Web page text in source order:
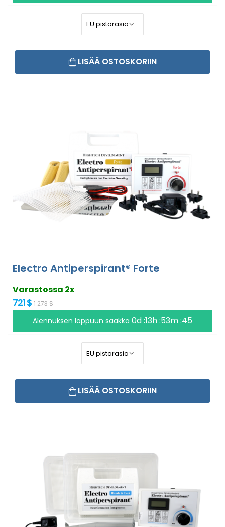
LISÄÄ OSTOSKORIIN
Electro Antiperspirant® Forte
Varastossa 2x
721 $ 1 273 $
Alennuksen loppuun saakka 0d :13h :53m :45
LISÄÄ OSTOSKORIIN